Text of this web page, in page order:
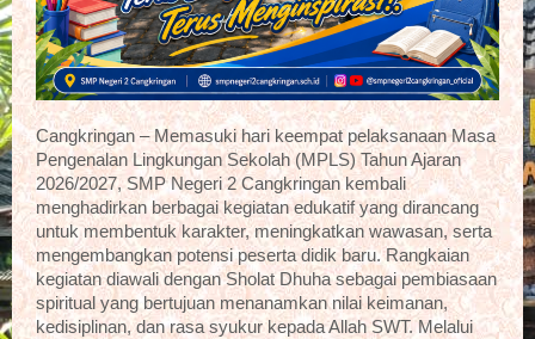
Cangkringan – Memasuki hari keempat pelaksanaan Masa
Pengenalan Lingkungan Sekolah (MPLS) Tahun Ajaran
2026/2027, SMP Negeri 2 Cangkringan kembali
menghadirkan berbagai kegiatan edukatif yang dirancang
untuk membentuk karakter, meningkatkan wawasan, serta
mengembangkan potensi peserta didik baru. Rangkaian
kegiatan diawali dengan Sholat Dhuha sebagai pembiasaan
spiritual yang bertujuan menanamkan nilai keimanan,
kedisiplinan, dan rasa syukur kepada Allah SWT. Melalui